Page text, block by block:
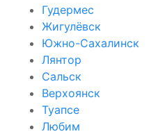
Гудермес
Жигулёвск
Южно-Сахалинск
Лянтор
Сальск
Верхоянск
Туапсе
Любим